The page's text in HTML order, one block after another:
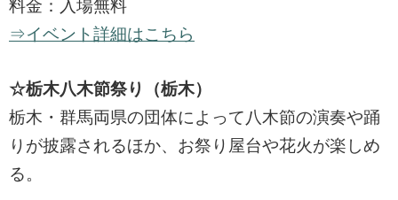
料金：入場無料
⇒イベント詳細はこちら
☆栃木八木節祭り（栃木）
栃木・群馬両県の団体によって八木節の演奏や踊
りが披露されるほか、お祭り屋台や花火が楽しめ
る。